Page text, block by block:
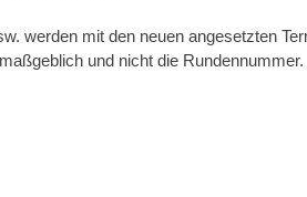
werden mit den neuen angesetzten
und nicht die Rundennummer.